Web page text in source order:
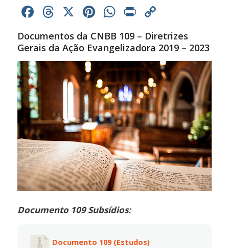
Facebook
Threads
X Pinterest
WhatsApp
Print
Link
Documentos da CNBB 109 – Diretrizes
Gerais da Ação Evangelizadora 2019 – 2023
Documento 109 Subsídios:
Documento 109 (Estudos)